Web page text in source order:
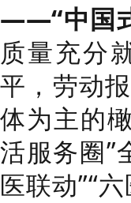
——“中国
质量充分
平，劳动
体为主的
活服务圈”
医联动”“